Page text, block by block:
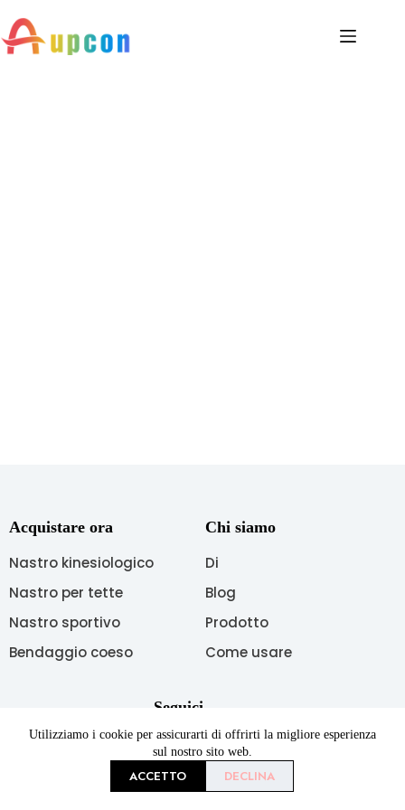
Utilizziamo i cookie per assicurarti di offrirti la migliore esperienza
sul nostro sito web.
ACCETTO DECLINA
Acquistare ora
Nastro kinesiologico
Nastro per tette
Nastro sportivo
Bendaggio coeso
Chi siamo
Di
Blog
Prodotto
Come usare
Seguici
Copyright © 2026 AUPCON Tutti i diritti riservati.